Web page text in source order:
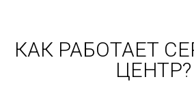
КАК РАБОТАЕТ
ЦЕНТР?